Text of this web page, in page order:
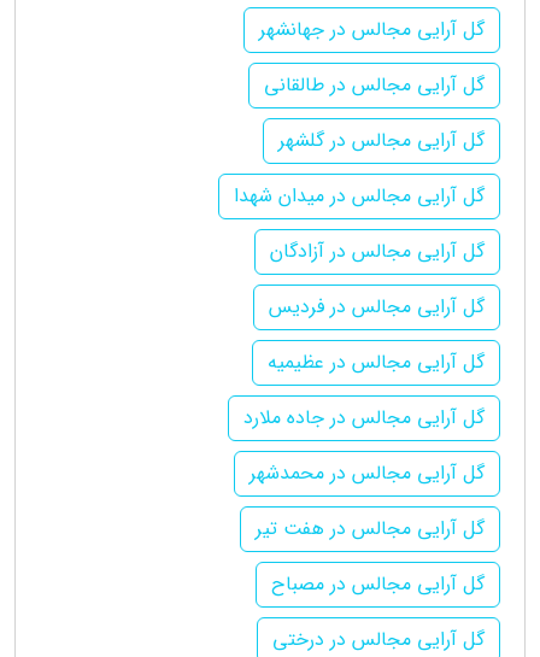
گل آرایی مجالس در جهانشهر
گل آرایی مجالس در طالقانی
گل آرایی مجالس در گلشهر
گل آرایی مجالس در میدان شهدا
گل آرایی مجالس در آزادگان
گل آرایی مجالس در فردیس
گل آرایی مجالس در عظیمیه
گل آرایی مجالس در جاده ملارد
گل آرایی مجالس در محمدشهر
گل آرایی مجالس در هفت تیر
گل آرایی مجالس در مصباح
گل آرایی مجالس در درختی